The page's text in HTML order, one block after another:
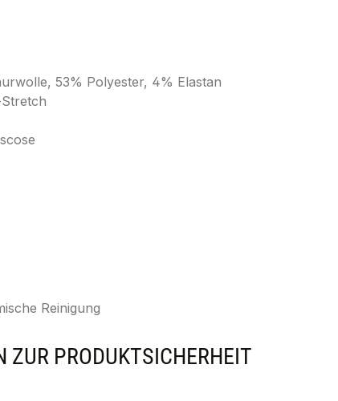
53% Polyester, 4% Elastan
Reinigung
ZUR PRODUKTSICHERHEIT